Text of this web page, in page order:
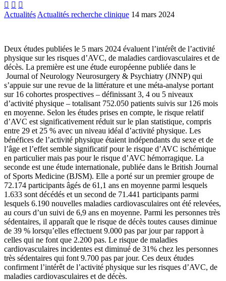
  
Actualités Actualités recherche clinique 14 mars 2024
Deux études publiées le 5 mars 2024 évaluent l’intérêt de l’activité
physique sur les risques d’AVC, de maladies cardiovasculaires et de
décès. La première est une étude européenne publiée dans le
Journal of Neurology Neurosurgery & Psychiatry (JNNP) qui
s’appuie sur une revue de la littérature et une méta-analyse portant
sur 16 cohortes prospectives – définissant 3, 4 ou 5 niveaux
d’activité physique – totalisant 752.050 patients suivis sur 126 mois
en moyenne. Selon les études prises en compte, le risque relatif
d’AVC est significativement réduit sur le plan statistique, compris
entre 29 et 25 % avec un niveau idéal d’activité physique. Les
bénéfices de l’activité physique étaient indépendants du sexe et de
l’âge et l’effet semble significatif pour le risque d’AVC ischémique
en particulier mais pas pour le risque d’AVC hémorragique. La
seconde est une étude internationale, publiée dans le British Journal
of Sports Medicine (BJSM). Elle a porté sur un premier groupe de
72.174 participants âgés de 61,1 ans en moyenne parmi lesquels
1.633 sont décédés et un second de 71.441 participants parmi
lesquels 6.190 nouvelles maladies cardiovasculaires ont été relevées,
au cours d’un suivi de 6,9 ans en moyenne. Parmi les personnes très
sédentaires, il apparaît que le risque de décès toutes causes diminue
de 39 % lorsqu’elles effectuent 9.000 pas par jour par rapport à
celles qui ne font que 2.200 pas. Le risque de maladies
cardiovasculaires incidentes est diminué de 31% chez les personnes
très sédentaires qui font 9.700 pas par jour. Ces deux études
confirment l’intérêt de l’activité physique sur les risques d’AVC, de
maladies cardiovasculaires et de décès.